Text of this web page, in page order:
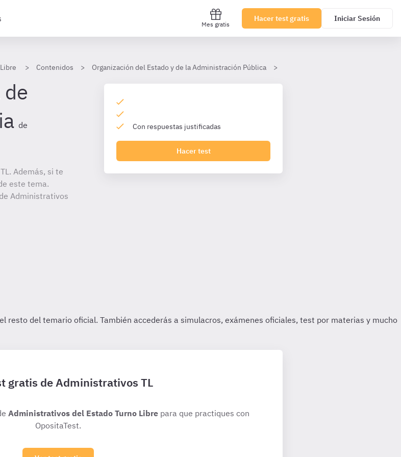
Mes gratis
Hacer test gratis Iniciar Sesión
Contenidos Organización del Estado y de la Administración Pública
de
Además, si te
este tema.
Administrativos
Con respuestas justificadas
Hacer test
gratis de Administrativos TL
Administrativos del Estado Turno Libre para que practiques con
OpositaTest.